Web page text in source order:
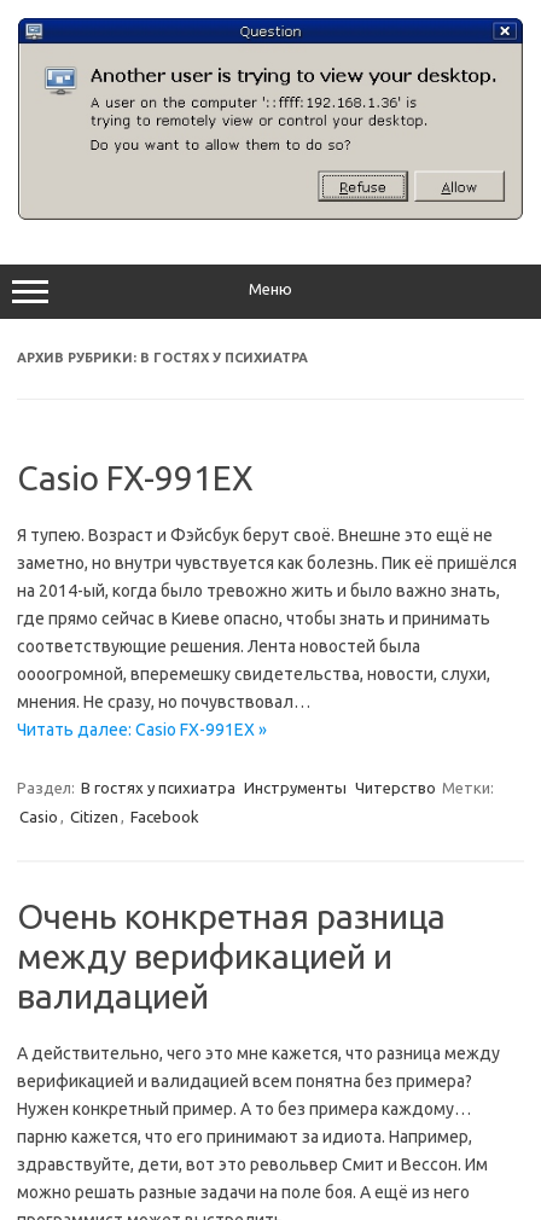
содержимому
Меню
АРХИВ РУБРИКИ: В ГОСТЯХ У ПСИХИАТРА
Casio FX-991EX
Я тупею. Возраст и Фэйсбук берут своё. Внешне это ещё не
заметно, но внутри чувствуется как болезнь. Пик её пришёлся
на 2014-ый, когда было тревожно жить и было важно знать,
где прямо сейчас в Киеве опасно, чтобы знать и принимать
соответствующие решения. Лента новостей была
оооогромной, вперемешку свидетельства, новости, слухи,
мнения. Не сразу, но почувствовал…
Читать далее: Casio FX-991EX »
Раздел: В гостях у психиатра Инструменты Читерство Метки:
Casio , Citizen , Facebook
Очень конкретная разница
между верификацией и
валидацией
А действительно, чего это мне кажется, что разница между
верификацией и валидацией всем понятна без примера?
Нужен конкретный пример. А то без примера каждому…
парню кажется, что его принимают за идиота. Например,
здравствуйте, дети, вот это револьвер Смит и Вессон. Им
можно решать разные задачи на поле боя. А ещё из него